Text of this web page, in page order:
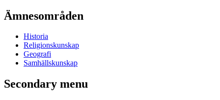
Ämnesområden
Historia
Religionskunskap
Geografi
Samhällskunskap
Secondary menu